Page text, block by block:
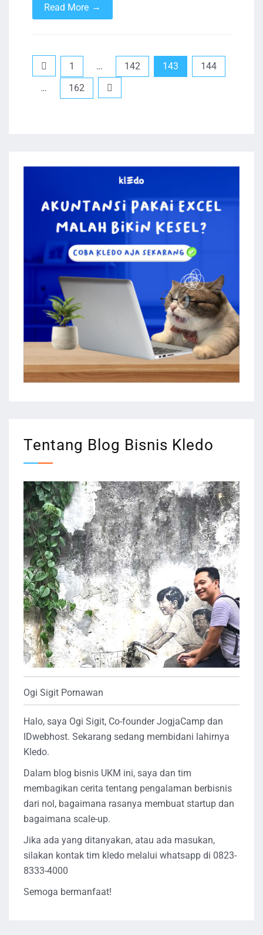
Read More →
Paginasi
pos
1 … 142 143
144
…
162
Tentang Blog Bisnis Kledo
Ogi Sigit Pornawan
Halo, saya Ogi Sigit, Co-founder JogjaCamp dan
IDwebhost. Sekarang sedang membidani lahirnya
Kledo.
Dalam blog bisnis UKM ini, saya dan tim
membagikan cerita tentang pengalaman berbisnis
dari nol, bagaimana rasanya membuat startup dan
bagaimana scale-up.
Jika ada yang ditanyakan, atau ada masukan,
silakan kontak tim kledo melalui whatsapp di 0823-
8333-4000
Semoga bermanfaat!